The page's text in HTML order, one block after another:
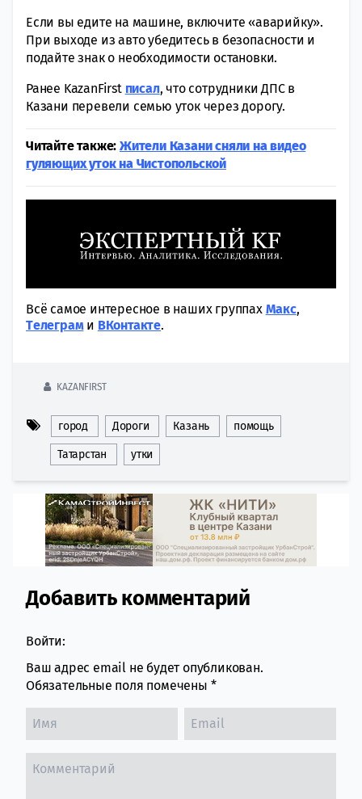
Если вы едите на машине, включите «аварийку».
При выходе из авто убедитесь в безопасности и
подайте знак о необходимости остановки.
Ранее KazanFirst писал, что сотрудники ДПС в
Казани перевели семью уток через дорогу.
Читайте также: Жители Казани сняли на видео
гуляющих уток на Чистопольской
Всё самое интересное в наших группах Макс,
Tелеграми ВКонтакте.
KAZANFIRST
город Дороги Казань помощь
Татарстан утки
Comment section
Добавить комментарий
Войти:
Ваш адрес email не будет опубликован.
Обязательные поля помечены *